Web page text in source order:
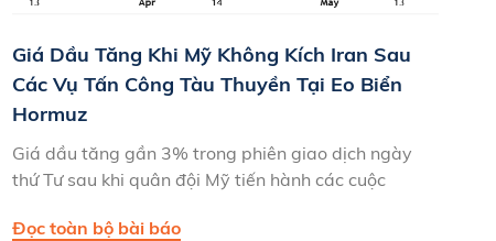
Giá Dầu Tăng Khi Mỹ Không Kích Iran Sau
Các Vụ Tấn Công Tàu Thuyền Tại Eo Biển
Hormuz
Giá dầu tăng gần 3% trong phiên giao dịch ngày
thứ Tư sau khi quân đội Mỹ tiến hành các cuộc
Đọc toàn bộ bài báo